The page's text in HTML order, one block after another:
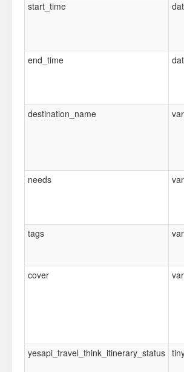
start_time
end_time
destination_name
needs
tags
cover
yesapi_travel_think_itinerary_status